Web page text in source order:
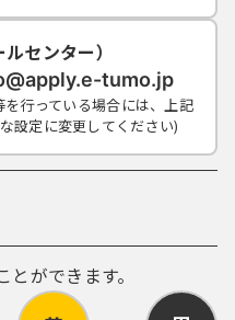
センター）
tumo.jp
行っている場合には、上記
設定に変更してください)
ができます。